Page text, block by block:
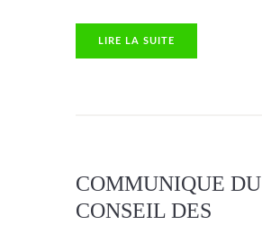
LIRE LA SUITE
COMMUNIQUE DU
CONSEIL DES